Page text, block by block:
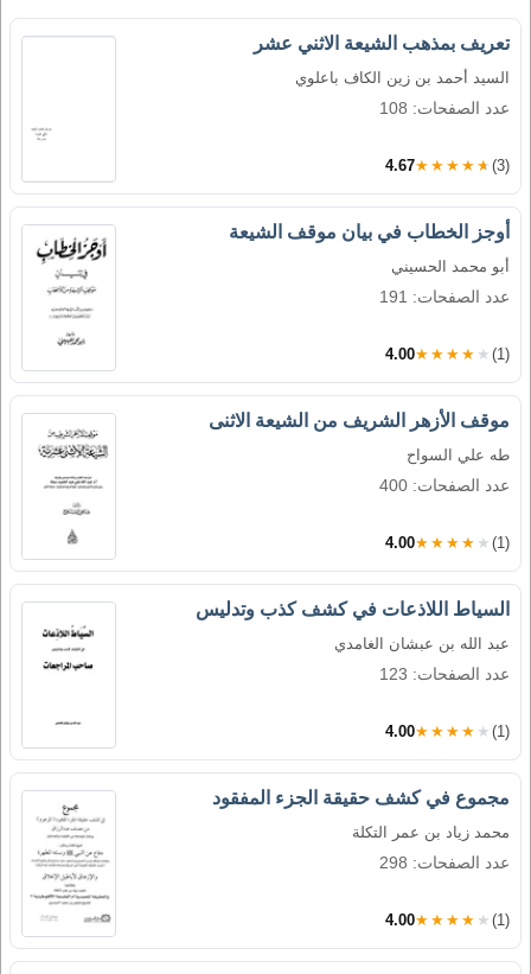
تعريف بمذهب الشيعة الاثني عشر
السيد أحمد بن زين الكاف باعلوي
عدد الصفحات: 108
4.67★★★★★ (3)
أوجز الخطاب في بيان موقف الشيعة
أبو محمد الحسيني
عدد الصفحات: 191
4.00★★★★★ (1)
موقف الأزهر الشريف من الشيعة الاثنى
طه علي السواح
عدد الصفحات: 400
4.00★★★★★ (1)
السياط اللاذعات في كشف كذب وتدليس
عبد الله بن عبشان الغامدي
عدد الصفحات: 123
4.00★★★★★ (1)
مجموع في كشف حقيقة الجزء المفقود
محمد زياد بن عمر التكلة
عدد الصفحات: 298
4.00★★★★★ (1)